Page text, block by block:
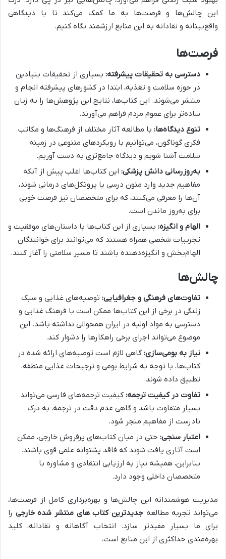
این چالش‌ها و فرصت‌ها به ما کمک می‌کند تا با دیدگاهی
واقع‌بینانه و نقادانه به این منابع ارزشمند نگاه کنیم.
فرصت‌ها
دسترسی به تحقیقات پیشرفته: بسیاری از تحقیقات بنیادین
در حوزه سلامت و تغذیه، ابتدا در کشورهای پیشرفته انجام و
منتشر می‌شوند. این کتاب‌ها، نتایج این پژوهش‌ها را به زبان
ساده‌تر برای عموم مردم فراهم می‌آورند.
تنوع دیدگاه‌ها: با مطالعه آثار مختلف از فرهنگ‌ها و مکاتب
فکری گوناگون، می‌توانیم با رویکردهای متنوعی در زمینه
سلامت آشنا شویم و دیدگاه جامع‌تری به دست آوریم.
به‌روزرسانی دانش پزشکی: این کتاب‌ها اغلب پیش از آنکه
مفاهیم جدید وارد متون درسی یا پروتکل‌های درمانی شوند،
آن‌ها را معرفی می‌کنند، که برای متخصصان نیز فرصت خوبی
برای به‌روز ماندن است.
الهام و انگیزه: بسیاری از این کتاب‌ها با داستان‌های موفقیت و
تجربیات شخصی همراه هستند که می‌توانند برای خوانندگان
الهام‌بخش و انگیزه‌دهنده باشند تا مسیر سلامتی را آغاز کنند.
چالش‌ها
تفاوت‌های فرهنگی و جغرافیایی: توصیه‌های غذایی و سبک
زندگی در برخی از این کتاب‌ها ممکن است با فرهنگ غذایی و
دسترسی به مواد اولیه در ایران همخوانی نداشته باشد. این
موضوع می‌تواند اجرای برخی راهکارها را دشوار کند.
نیاز به بومی‌سازی: گاهی لازم است توصیه‌های ارائه شده در
کتاب‌ها، با توجه به شرایط بومی و ترجیحات غذایی منطقه،
تطبیق داده شوند.
تفاوت در کیفیت ترجمه: کیفیت ترجمه‌های فارسی می‌تواند
بسیار متفاوت باشد و گاهی عدم دقت در ترجمه، به درک
نادرست از مفاهیم منجر شود.
اعتبار سنجی: حتی در میان کتاب‌های پرفروش خارجی، ممکن
است آثاری یافت شوند که فاقد پشتوانه علمی قوی باشند.
بنابراین، همیشه نیاز به ارزیابی انتقادی و مشاوره با
متخصصان داخلی وجود دارد.
مدیریت هوشمندانه این چالش‌ها و بهره‌برداری کامل از فرصت‌ها،
می‌تواند تجربه مطالعه جدیدترین کتاب های منتشر شده خارجی را
برای ما بسیار مفیدتر سازد. انتخاب آگاهانه و نقادانه، کلید
بهره‌مندی حداکثری از این منابع است.